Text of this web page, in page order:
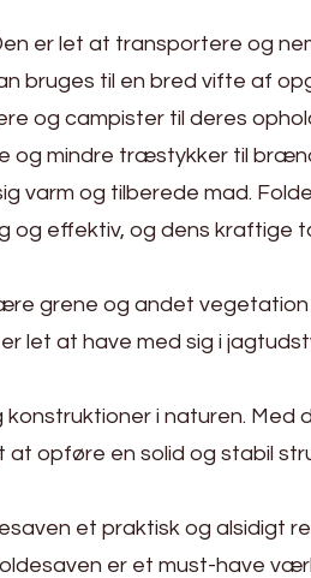
er let at transportere og
bruges til en bred vifte af
og campister til deres
og mindre træstykker til
varm og tilberede mad.
effektiv, og dens kraftige
grene og andet vegetation
let at have med sig i
i naturen. Med
opføre en solid og stabil
et praktisk og alsidigt
er et must-have